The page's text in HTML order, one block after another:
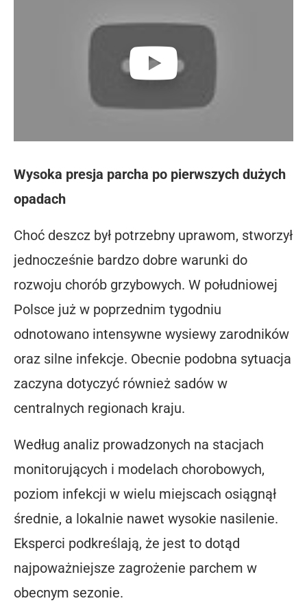
Wysoka presja parcha po pierwszych dużych
opadach
Choć deszcz był potrzebny uprawom, stworzył
jednocześnie bardzo dobre warunki do
rozwoju chorób grzybowych. W południowej
Polsce już w poprzednim tygodniu
odnotowano intensywne wysiewy zarodników
oraz silne infekcje. Obecnie podobna sytuacja
zaczyna dotyczyć również sadów w
centralnych regionach kraju.
Według analiz prowadzonych na stacjach
monitorujących i modelach chorobowych,
poziom infekcji w wielu miejscach osiągnął
średnie, a lokalnie nawet wysokie nasilenie.
Eksperci podkreślają, że jest to dotąd
najpoważniejsze zagrożenie parchem w
obecnym sezonie.